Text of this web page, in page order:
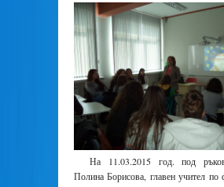
На 11.03.2015 год. под
Полина Борисова, главен учител по